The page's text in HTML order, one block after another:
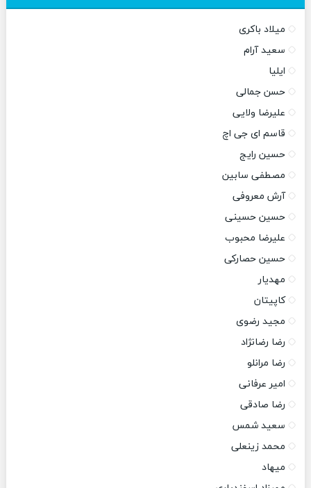
میلاد باکری
سعید آرام
ایلیا
حسن جمالی
علیرضا ولایی
قاسم ای جی اچ
حسین رایج
مصطفی سابین
آرش معروفی
حسین حسینی
علیرضا محبوب
حسین حصارکی
مهدیار
کاپیتان
مجید رضوی
رضا رضانژاد
رضا مرانلو
امیر عرفانی
رضا صادقی
سعید شمس
محمد زینعلی
میهاد